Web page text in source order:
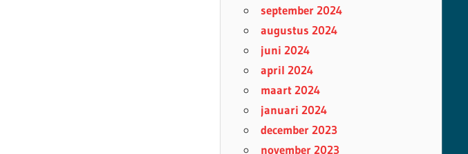
september 2024
augustus 2024
juni 2024
april 2024
maart 2024
januari 2024
december 2023
november 2023